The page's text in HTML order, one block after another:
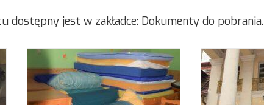
dostępny jest w zakładce: Dokumenty do pobrania.